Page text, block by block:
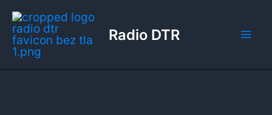
Przejdź
do
treści
Radio DTR